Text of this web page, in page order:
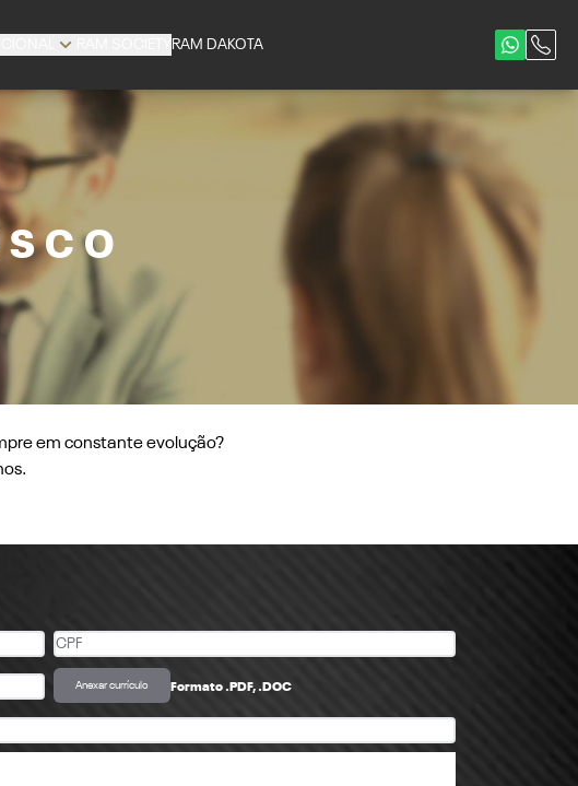
RAM DAKOTA
em constante evolução?
Anexar currículo Formato .PDF, .DOC